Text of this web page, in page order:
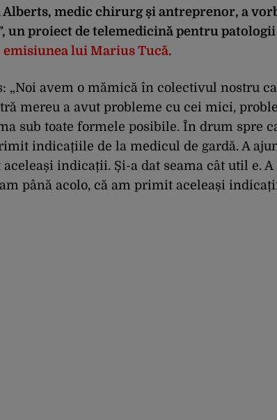
Alberts, medic chirurg și antreprenor, a
un proiect de telemedicină pentru
lui Marius Tucă.
„Noi avem o mămică în colectivul nostru
mereu a avut probleme cu cei mici,
sub toate formele posibile. În drum spre
indicațiile de la medicul de gardă. A
indicații. Și-a dat seama cât util e.
până acolo, că am primit aceleași